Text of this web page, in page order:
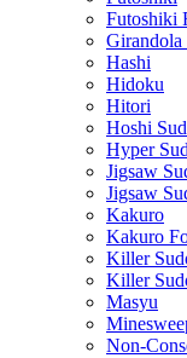
Futoshiki
Girandola
Hashi
Hidoku
Hitori
Hoshi
Hyper
Jigsaw
Jigsaw
Kakuro
Kakuro
Killer
Killer
Masyu
Non-